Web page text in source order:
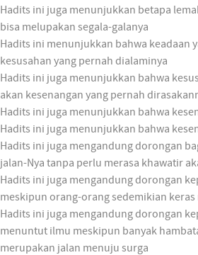
Hadits ini juga menunjukkan betapa
bisa melupakan segala-galanya
Hadits ini menunjukkan bahwa keadaan
kesusahan yang pernah dialaminya
Hadits ini juga menunjukkan bahwa
akan kesenangan yang pernah
Hadits ini juga menunjukkan bahwa
Hadits ini juga menunjukkan bahwa
Hadits ini juga mengandung dorongan
jalan-Nya tanpa perlu merasa khawatir
Hadits ini juga mengandung dorongan
meskipun orang-orang sedemikian
Hadits ini juga mengandung dorongan
menuntut ilmu meskipun banyak
merupakan jalan menuju surga